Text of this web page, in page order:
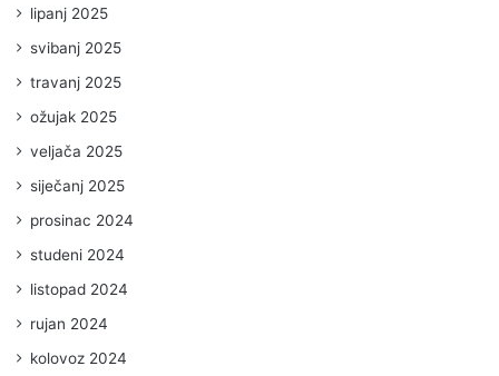
lipanj 2025
svibanj 2025
travanj 2025
ožujak 2025
veljača 2025
siječanj 2025
prosinac 2024
studeni 2024
listopad 2024
rujan 2024
kolovoz 2024